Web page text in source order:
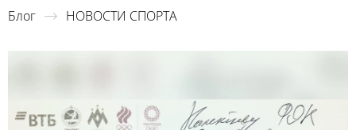
Блог
НОВОСТИ СПОРТА